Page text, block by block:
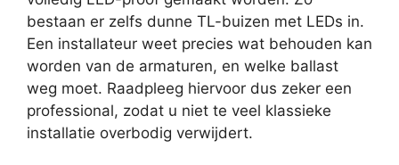
bestaan er zelfs dunne TL-buizen met LEDs in.
Een installateur weet precies wat behouden kan
worden van de armaturen, en welke ballast
weg moet. Raadpleeg hiervoor dus zeker een
professional, zodat u niet te veel klassieke
installatie overbodig verwijdert.